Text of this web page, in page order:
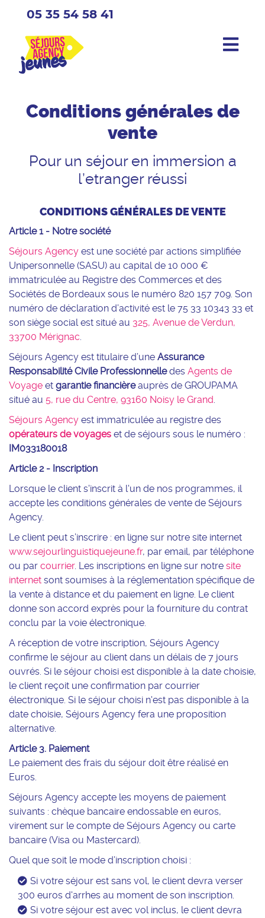
05 35 54 58 41
Conditions générales de
vente
Pour un séjour en immersion a
l’etranger réussi
CONDITIONS GÉNÉRALES DE VENTE
Article 1 - Notre société
Séjours Agency est une société par actions simplifiée
Unipersonnelle (SASU) au capital de 10 000 €
immatriculée au Registre des Commerces et des
Sociétés de Bordeaux sous le numéro 820 157 709. Son
numéro de déclaration d’activité est le 75 33 10343 33 et
son siège social est situé au 325, Avenue de Verdun,
33700 Mérignac.
Séjours Agency est titulaire d’une Assurance
Responsabilité Civile Professionnelledes Agents de
Voyage et garantie financièreauprès de GROUPAMA
situé au 5, rue du Centre, 93160 Noisy le Grand.
Séjours Agency est immatriculée au registre des
opérateurs de voyages et de séjours sous le numéro :
IM033180018
Article 2 - Inscription
Lorsque le client s'inscrit à l'un de nos programmes, il
accepte les conditions générales de vente de Séjours
Agency.
Le client peut s’inscrire : en ligne sur notre site internet
www.sejourlinguistiquejeune.fr, par email, par téléphone
ou par courrier. Les inscriptions en ligne sur notre site
internet sont soumises à la réglementation spécifique de
la vente à distance et du paiement en ligne. Le client
donne son accord exprès pour la fourniture du contrat
conclu par la voie électronique.
A réception de votre inscription, Séjours Agency
confirme le séjour au client dans un délais de 7 jours
ouvrés. Si le séjour choisi est disponible à la date choisie,
le client reçoit une confirmation par courrier
électronique. Si le séjour choisi n'est pas disponible à la
date choisie, Séjours Agency fera une proposition
alternative.
Article 3. Paiement
Le paiement des frais du séjour doit être réalisé en
Euros.
Séjours Agency accepte les moyens de paiement
suivants : chèque bancaire endossable en euros,
virement sur le compte de Séjours Agency ou carte
bancaire (Visa ou Mastercard).
Quel que soit le mode d’inscription choisi :
Si votre séjour est sans vol, le client devra verser
300 euros d'arrhes au moment de son inscription.
Si votre séjour est avec vol inclus, le client devra